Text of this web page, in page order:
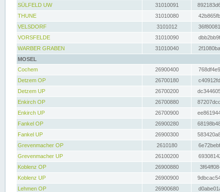
SÜLFELD UW
31010091
THUNE
31010080
VELSDORF
3101012
VORSFELDE
31010090
WARBER GRABEN
31010040
MOSEL
Cochem
26900400
Detzem OP
26700180
Detzem UP
26700200
Enkirch OP
26700880
Enkirch UP
26700900
Fankel OP
26900280
Fankel UP
26900300
Grevenmacher OP
2610180
Grevenmacher UP
26100200
Koblenz OP
26900880
Koblenz UP
26900900
Lehmen OP
26900680